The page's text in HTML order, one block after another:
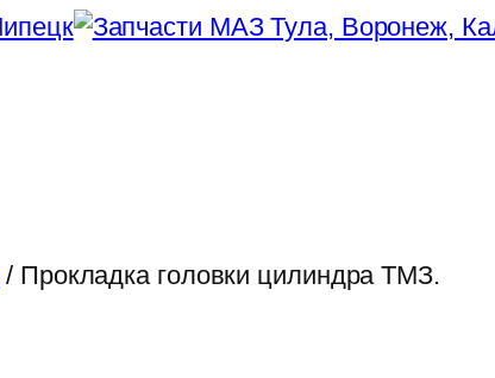
/ Прокладка головки цилиндра ТМЗ.